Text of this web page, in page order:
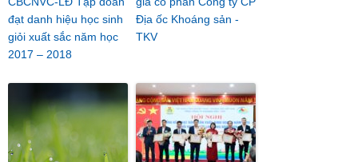
đạt danh hiệu học sinh
giỏi xuất sắc năm học
2017 – 2018
Địa ốc Khoáng sản -
TKV